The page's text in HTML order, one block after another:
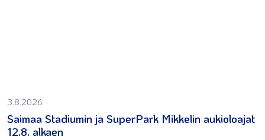
3.8.2026
Saimaa Stadiumin ja SuperPark Mikkelin aukioloajat
12.8. alkaen